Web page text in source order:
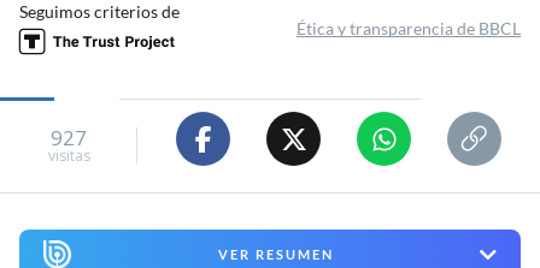
Seguimos criterios de
Ética y transparencia de BBCL
927
visitas
VER RESUMEN